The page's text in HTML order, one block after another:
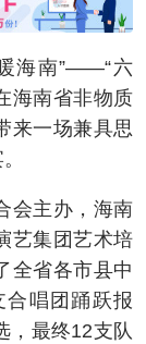
海南”——“六
海南省非物质
来一场兼具思
主办，海南
艺集团艺术培
全省各市县中
唱团踊跃报
，最终12支队